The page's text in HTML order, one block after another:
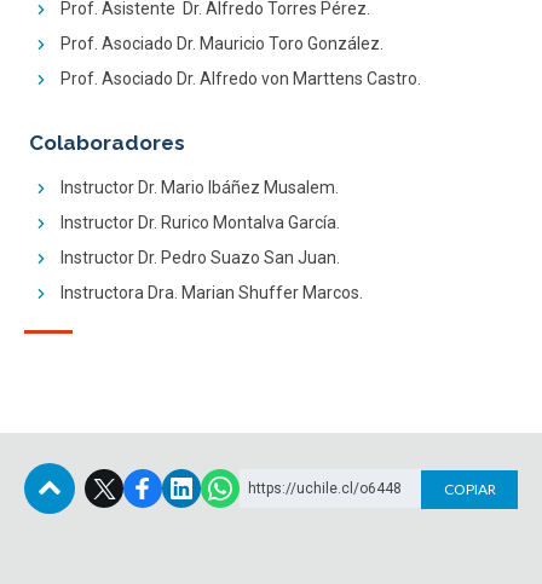
Prof. Asistente Dr. Alfredo Torres Pérez.
Prof. Asociado Dr. Mauricio Toro González.
Prof. Asociado Dr. Alfredo von Marttens Castro.
Colaboradores
Instructor Dr. Mario Ibáñez Musalem.
Instructor Dr. Rurico Montalva García.
Instructor Dr. Pedro Suazo San Juan.
Instructora Dra. Marian Shuffer Marcos.
https://uchile.cl/o6448 COPIAR